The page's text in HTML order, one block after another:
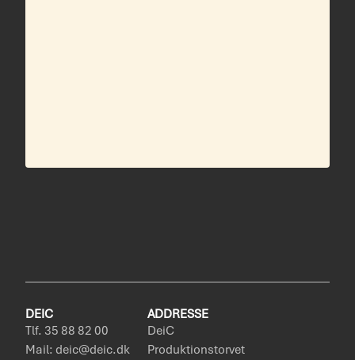
DEIC
Tlf. 35 88 82 00
Mail: deic@deic.dk
ADDRESSE
DeiC
Produktionstorvet